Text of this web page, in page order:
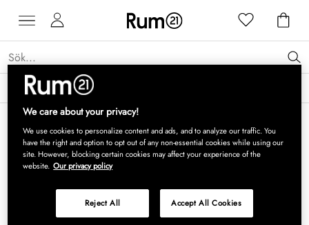
Få 15 % rabatt på Grythyttan Stålmöbler* →
We care about your privacy!
We use cookies to personalize content and ads, and to analyze our traffic. You
have the right and option to opt out of any non-essential cookies while using our
site. However, blocking certain cookies may affect your experience of the
website. Our privacy policy
Reject All Accept All Cookies